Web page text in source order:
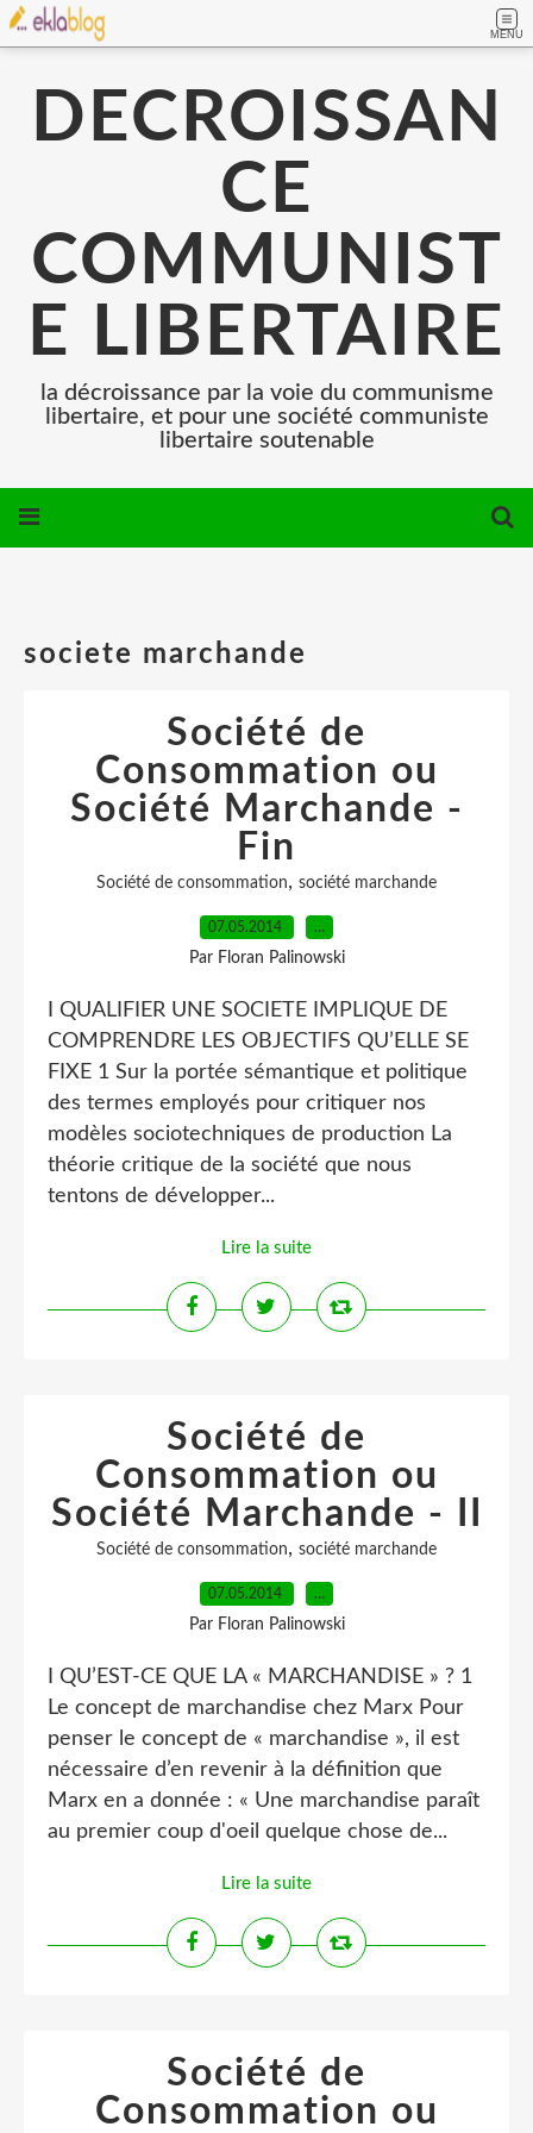
MENU
DECROISSAN
CE
COMMUNIST
E LIBERTAIRE
la décroissance par la voie du communisme
libertaire, et pour une société communiste
libertaire soutenable
societe marchande
Société de
Consommation ou
Société Marchande -
Fin
Société de consommation, société marchande
07.05.2014 …
Par Floran Palinowski
I QUALIFIER UNE SOCIETE IMPLIQUE DE
COMPRENDRE LES OBJECTIFS QU’ELLE SE
FIXE 1 Sur la portée sémantique et politique
des termes employés pour critiquer nos
modèles sociotechniques de production La
théorie critique de la société que nous
tentons de développer...
Lire la suite
Société de
Consommation ou
Société Marchande - II
Société de consommation, société marchande
07.05.2014 …
Par Floran Palinowski
I QU’EST-CE QUE LA « MARCHANDISE » ? 1
Le concept de marchandise chez Marx Pour
penser le concept de « marchandise », il est
nécessaire d’en revenir à la définition que
Marx en a donnée : « Une marchandise paraît
au premier coup d'oeil quelque chose de...
Lire la suite
Société de
Consommation ou